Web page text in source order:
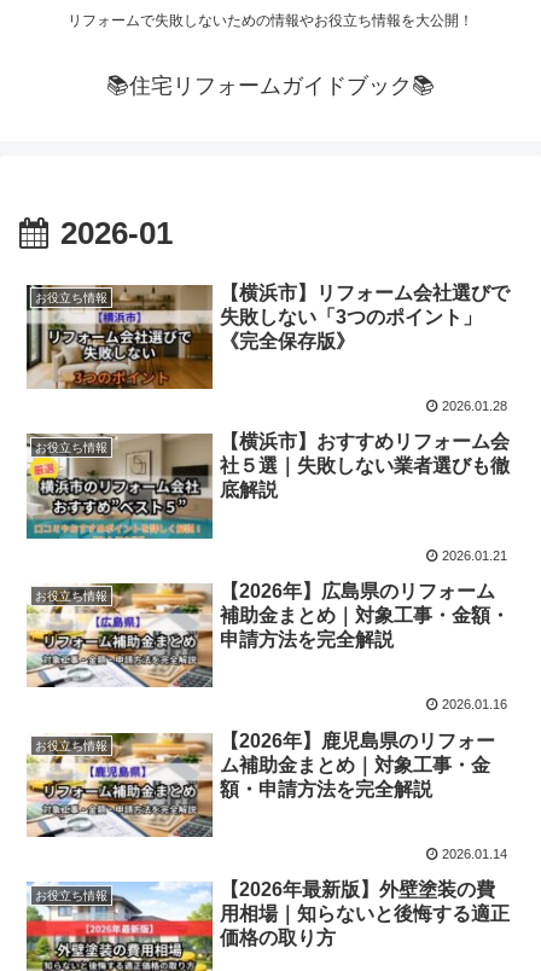
リフォームで失敗しないための情報やお役立ち情報を大公開！
📚住宅リフォームガイドブック📚
2026-01
お役立ち情報
【横浜市】リフォーム会社選びで
失敗しない「3つのポイント」
《完全保存版》
2026.01.28
お役立ち情報
【横浜市】おすすめリフォーム会
社５選｜失敗しない業者選びも徹
底解説
2026.01.21
お役立ち情報
【2026年】広島県のリフォーム
補助金まとめ｜対象工事・金額・
申請方法を完全解説
2026.01.16
お役立ち情報
【2026年】鹿児島県のリフォー
ム補助金まとめ｜対象工事・金
額・申請方法を完全解説
2026.01.14
お役立ち情報
【2026年最新版】外壁塗装の費
用相場｜知らないと後悔する適正
価格の取り方